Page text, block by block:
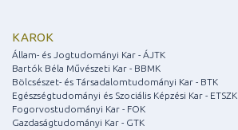
KAROK
Állam- és Jogtudományi Kar - ÁJTK
Bartók Béla Művészeti Kar - BBMK
Bölcsészet- és Társadalomtudományi Kar - BTK
Egészségtudományi és Szociális Képzési Kar - ETSZK
Fogorvostudományi Kar - FOK
Gazdaságtudományi Kar - GTK